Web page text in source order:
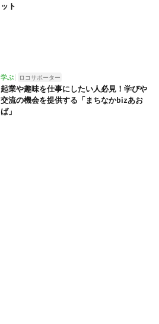
ット
学ぶ ロコサポーター
起業や趣味を仕事にしたい人必見！学びや
交流の機会を提供する「まちなかbizあお
ば」